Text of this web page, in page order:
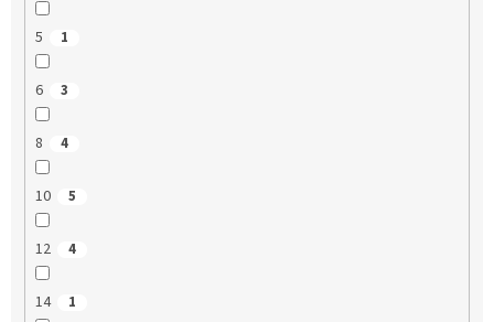
5 1
6 3
8 4
10 5
12 4
14 1